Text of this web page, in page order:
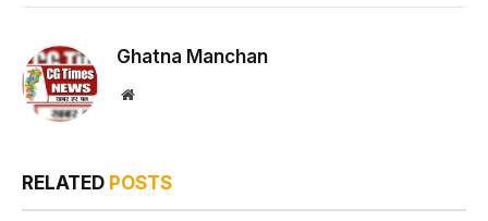
Ghatna Manchan
Website
RELATED POSTS